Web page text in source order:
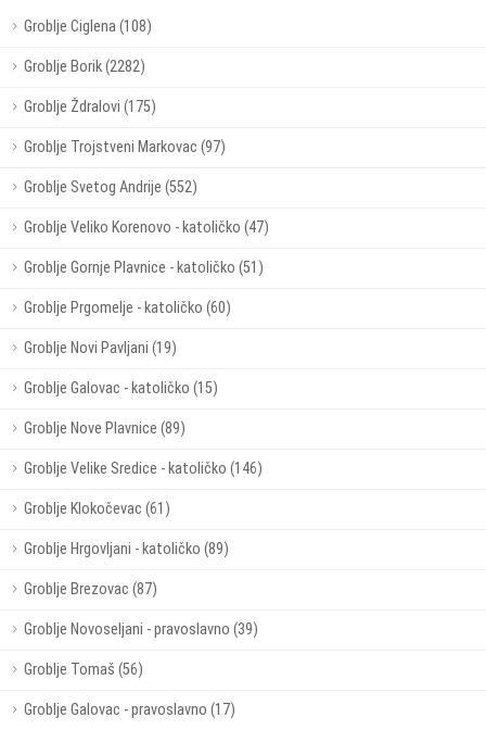
Groblje Ciglena (108)
Groblje Borik (2282)
Groblje Ždralovi (175)
Groblje Trojstveni Markovac (97)
Groblje Svetog Andrije (552)
Groblje Veliko Korenovo - katoličko (47)
Groblje Gornje Plavnice - katoličko (51)
Groblje Prgomelje - katoličko (60)
Groblje Novi Pavljani (19)
Groblje Galovac - katoličko (15)
Groblje Nove Plavnice (89)
Groblje Velike Sredice - katoličko (146)
Groblje Klokočevac (61)
Groblje Hrgovljani - katoličko (89)
Groblje Brezovac (87)
Groblje Novoseljani - pravoslavno (39)
Groblje Tomaš (56)
Groblje Galovac - pravoslavno (17)